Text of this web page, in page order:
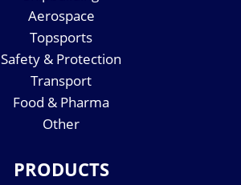
Aerospace
Topsports
Safety & Protection
Transport
Food & Pharma
Other
PRODUCTS